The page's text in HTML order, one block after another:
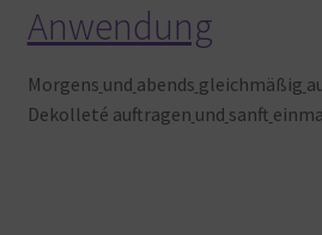
Anwendung
Morgens und abends gleichmäßig
Dekolleté auftragen und sanft